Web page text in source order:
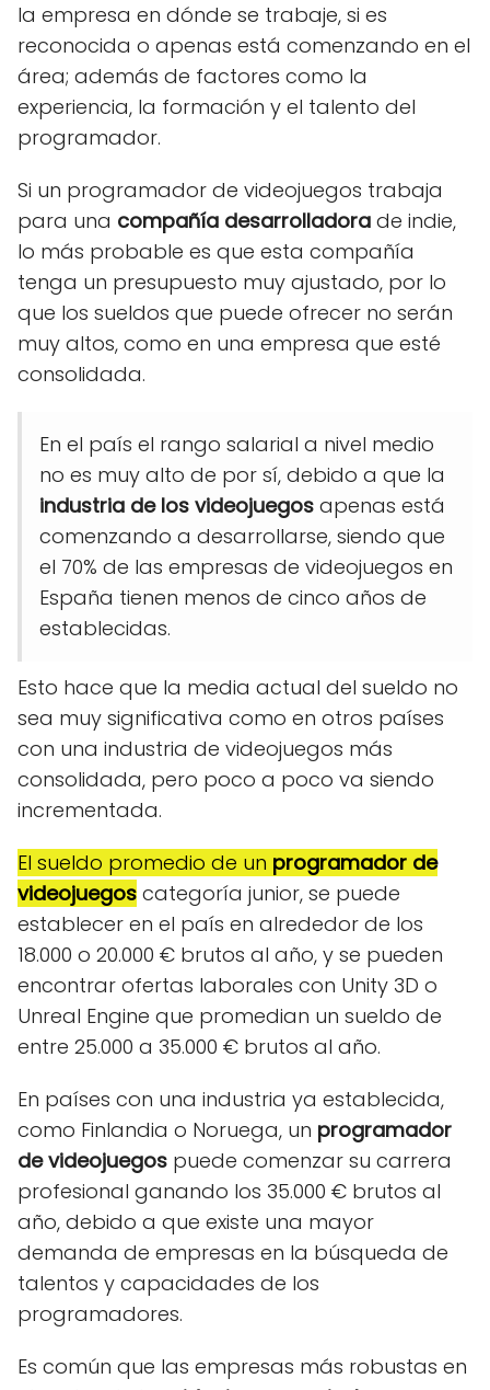
la empresa en dónde se trabaje, si es
reconocida o apenas está comenzando en el
área; además de factores como la
experiencia, la formación y el talento del
programador.
Si un programador de videojuegos trabaja
para una compañía desarrolladora de indie,
lo más probable es que esta compañía
tenga un presupuesto muy ajustado, por lo
que los sueldos que puede ofrecer no serán
muy altos, como en una empresa que esté
consolidada.
En el país el rango salarial a nivel medio
no es muy alto de por sí, debido a que la
industria de los videojuegos apenas está
comenzando a desarrollarse, siendo que
el 70% de las empresas de videojuegos en
España tienen menos de cinco años de
establecidas.
Esto hace que la media actual del sueldo no
sea muy significativa como en otros países
con una industria de videojuegos más
consolidada, pero poco a poco va siendo
incrementada.
El sueldo promedio de un programador de
videojuegos categoría junior, se puede
establecer en el país en alrededor de los
18.000 o 20.000 € brutos al año, y se pueden
encontrar ofertas laborales con Unity 3D o
Unreal Engine que promedian un sueldo de
entre 25.000 a 35.000 € brutos al año.
En países con una industria ya establecida,
como Finlandia o Noruega, un programador
de videojuegos puede comenzar su carrera
profesional ganando los 35.000 € brutos al
año, debido a que existe una mayor
demanda de empresas en la búsqueda de
talentos y capacidades de los
programadores.
Es común que las empresas más robustas en